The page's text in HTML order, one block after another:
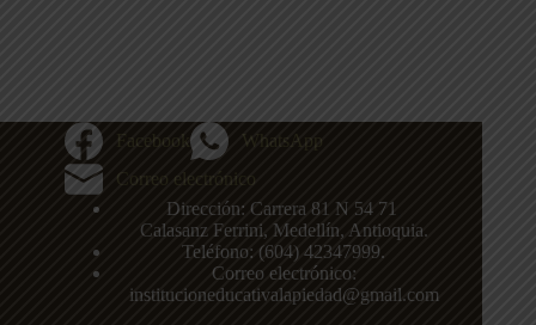
Facebook
WhatsApp
Correo electrónico
Dirección: Carrera 81 N 54 71
Calasanz Ferrini, Medellín, Antioquia.
Teléfono: (604)42347999.
Correo electrónico:
institucioneducativalapiedad@gmail.com